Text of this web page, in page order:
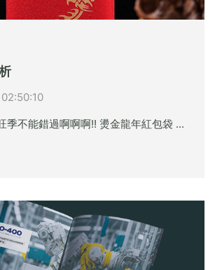
季不能錯過啊啊啊!! 燙金龍年紅包袋 ...